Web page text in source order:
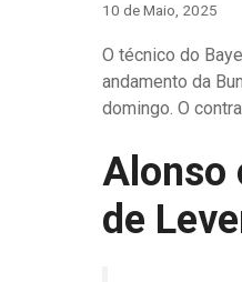
10 de Maio, 2025
O técnico do
andamento da
domingo. O
Alonso
de